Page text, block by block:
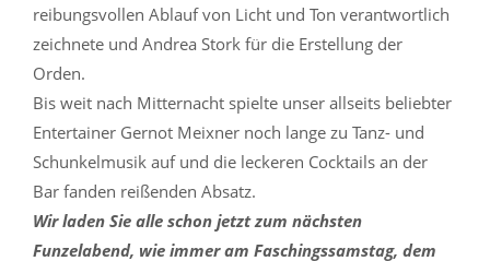
reibungsvollen Ablauf von Licht und Ton verantwortlich
zeichnete und Andrea Stork für die Erstellung der
Orden.
Bis weit nach Mitternacht spielte unser allseits beliebter
Entertainer Gernot Meixner noch lange zu Tanz- und
Schunkelmusik auf und die leckeren Cocktails an der
Bar fanden reißenden Absatz.
Wir laden Sie alle schon jetzt zum nächsten
Funzelabend, wie immer am Faschingssamstag, dem